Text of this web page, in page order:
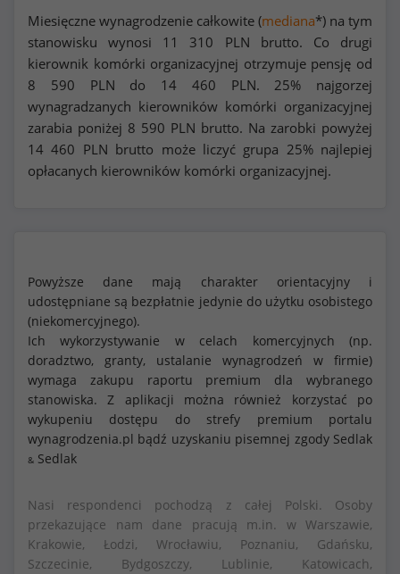
Miesięczne wynagrodzenie całkowite (mediana*) na tym
stanowisku wynosi 11 310 PLN brutto. Co drugi
kierownik komórki organizacyjnej otrzymuje pensję od
8 590 PLN do 14 460 PLN. 25% najgorzej
wynagradzanych kierowników komórki organizacyjnej
zarabia poniżej 8 590 PLN brutto. Na zarobki powyżej
14 460 PLN brutto może liczyć grupa 25% najlepiej
opłacanych kierowników komórki organizacyjnej.
Powyższe dane mają charakter orientacyjny i
udostępniane są bezpłatnie jedynie do użytku osobistego
(niekomercyjnego).
Ich wykorzystywanie w celach komercyjnych (np.
doradztwo, granty, ustalanie wynagrodzeń w firmie)
wymaga zakupu raportu premium dla wybranego
stanowiska. Z aplikacji można również korzystać po
wykupeniu dostępu do strefy premium portalu
wynagrodzenia.pl bądź uzyskaniu pisemnej zgody Sedlak
& Sedlak
Nasi respondenci pochodzą z całej Polski. Osoby
przekazujące nam dane pracują m.in. w Warszawie,
Krakowie, Łodzi, Wrocławiu, Poznaniu, Gdańsku,
Szczecinie, Bydgoszczy, Lublinie, Katowicach,